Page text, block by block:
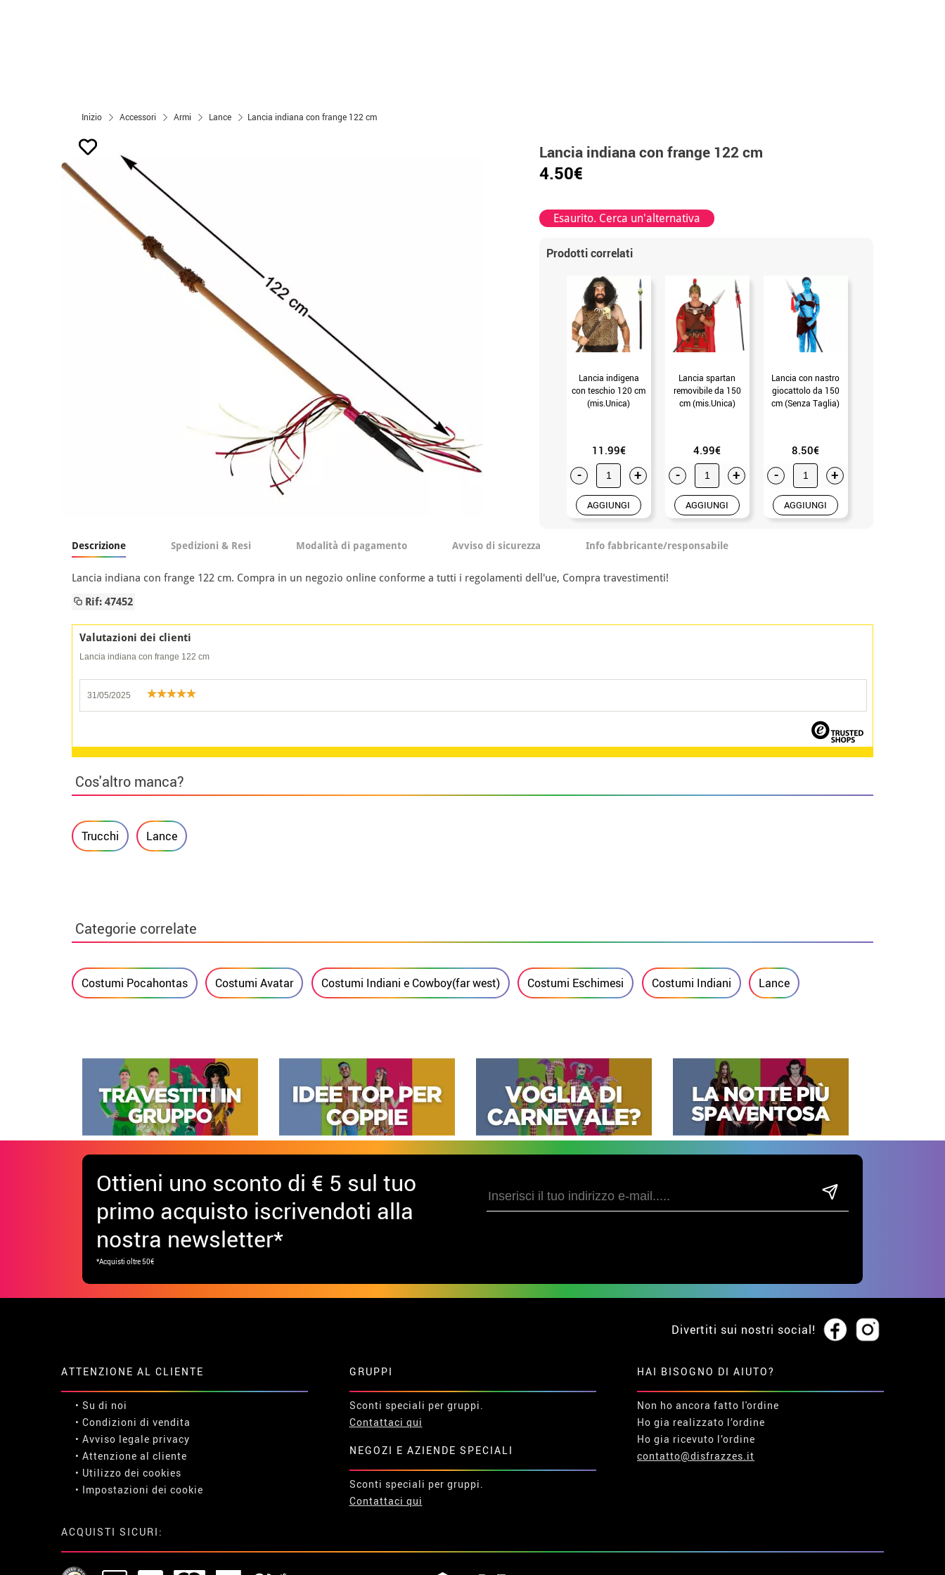
Inizio Accessori Armi Lance Lancia indiana con frange 122 cm
Lancia indiana con frange 122 cm
4.50€
Esaurito. Cerca un'alternativa
Prodotti correlati
Lancia indigena
con teschio 120 cm
(mis.Unica)
11.99€
- +
AGGIUNGI
Lancia spartan
removibile da 150
cm (mis.Unica)
4.99€
- +
AGGIUNGI
Lancia con nastro
giocattolo da 150
cm (Senza Taglia)
8.50€
- +
AGGIUNGI
Descrizione Spedizioni & Resi Modalità di pagamento Avviso di sicurezza Info fabbricante/responsabile
Lancia indiana con frange 122 cm. Compra in un negozio online conforme a tutti i regolamenti dell'ue, Compra travestimenti!
Rif: 47452
Valutazioni dei clienti
Lancia indiana con frange 122 cm
31/05/2025
Cos'altro manca?
Trucchi Lance
Categorie correlate
Costumi Pocahontas Costumi Avatar Costumi Indiani e Cowboy(far west) Costumi Eschimesi Costumi Indiani Lance
Ottieni uno sconto di € 5 sul tuo
primo acquisto iscrivendoti alla
nostra newsletter*
*Acquisti oltre 50€
Divertiti sui nostri social!
ATTENZIONE AL CLIENTE
• Su di noi
• Condizioni di vendita
• Avviso legale privacy
• Attenzione al cliente
• Utilizzo dei cookies
• Impostazioni dei cookie
GRUPPI
Sconti speciali per gruppi.
Contattaci qui
NEGOZI E AZIENDE SPECIALI
Sconti speciali per gruppi.
Contattaci qui
HAI BISOGNO DI AIUTO?
Non ho ancora fatto l'ordine
Ho gia realizzato l’ordine
Ho gia ricevuto l’ordine
contatto@disfrazzes.it
ACQUISTI SICURI: